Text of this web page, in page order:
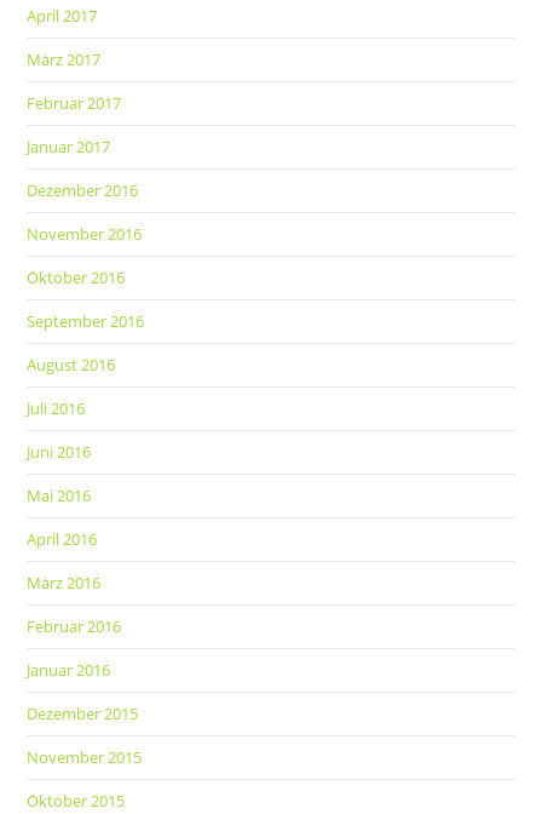
April 2017
März 2017
Februar 2017
Januar 2017
Dezember 2016
November 2016
Oktober 2016
September 2016
August 2016
Juli 2016
Juni 2016
Mai 2016
April 2016
März 2016
Februar 2016
Januar 2016
Dezember 2015
November 2015
Oktober 2015